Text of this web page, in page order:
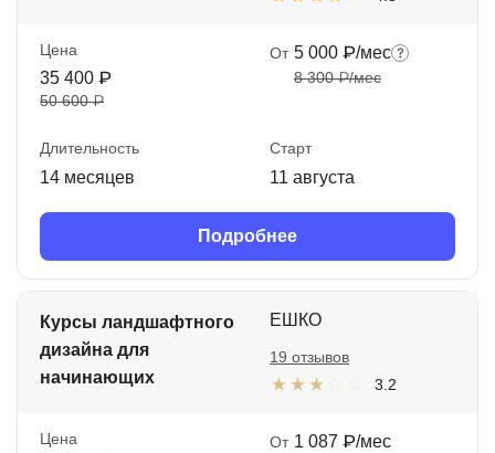
Цена
35 400 ₽
50 600 ₽
От 5 000 ₽/мес
8 300 ₽/мес
Длительность
14 месяцев
Старт
11 августа
Подробнее
Курсы ландшафтного
дизайна для
начинающих
ЕШКО
3.2
19 отзывов
Цена От 1 087 ₽/мес